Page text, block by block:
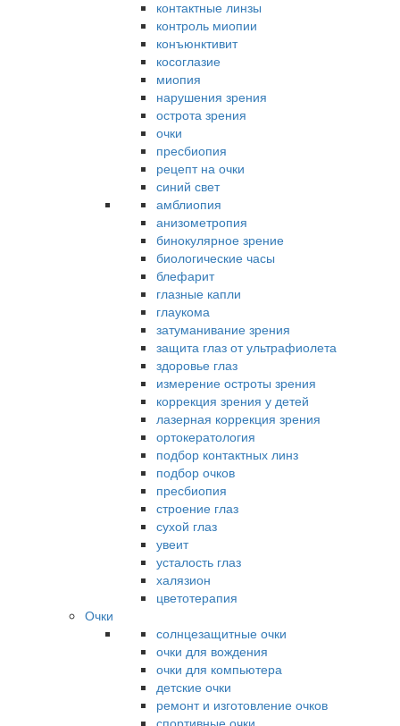
контактные линзы
контроль миопии
конъюнктивит
косоглазие
миопия
нарушения зрения
острота зрения
очки
пресбиопия
рецепт на очки
синий свет
амблиопия
анизометропия
бинокулярное зрение
биологические часы
блефарит
глазные капли
глаукома
затуманивание зрения
защита глаз от ультрафиолета
здоровье глаз
измерение остроты зрения
коррекция зрения у детей
лазерная коррекция зрения
ортокератология
подбор контактных линз
подбор очков
пресбиопия
строение глаз
сухой глаз
увеит
усталость глаз
халязион
цветотерапия
Очки
солнцезащитные очки
очки для вождения
очки для компьютера
детские очки
ремонт и изготовление очков